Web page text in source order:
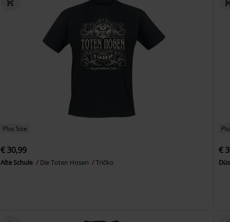
Plus Size
€ 30,99
Alte Schule Die Toten Hosen Tričko
€